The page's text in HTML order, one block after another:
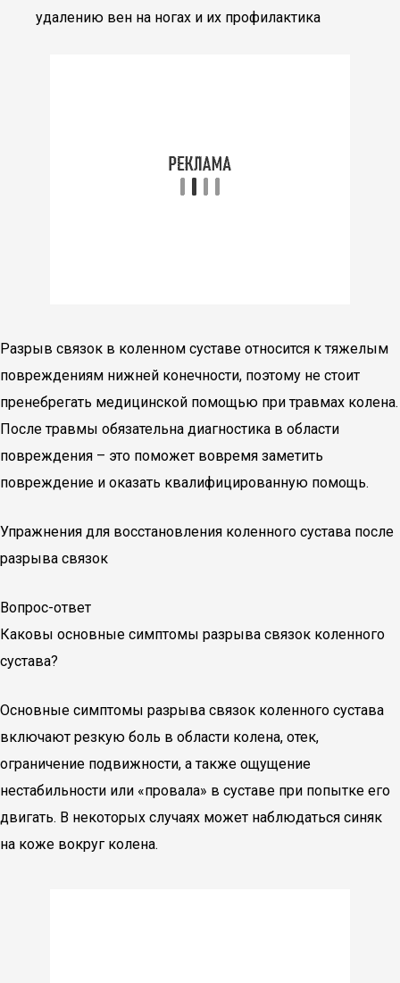
удалению вен на ногах и их профилактика
Разрыв связок в коленном суставе относится к тяжелым
повреждениям нижней конечности, поэтому не стоит
пренебрегать медицинской помощью при травмах колена.
После травмы обязательна диагностика в области
повреждения – это поможет вовремя заметить
повреждение и оказать квалифицированную помощь.
Упражнения для восстановления коленного сустава после
разрыва связок
Вопрос-ответ
Каковы основные симптомы разрыва связок коленного
сустава?
Основные симптомы разрыва связок коленного сустава
включают резкую боль в области колена, отек,
ограничение подвижности, а также ощущение
нестабильности или «провала» в суставе при попытке его
двигать. В некоторых случаях может наблюдаться синяк
на коже вокруг колена.